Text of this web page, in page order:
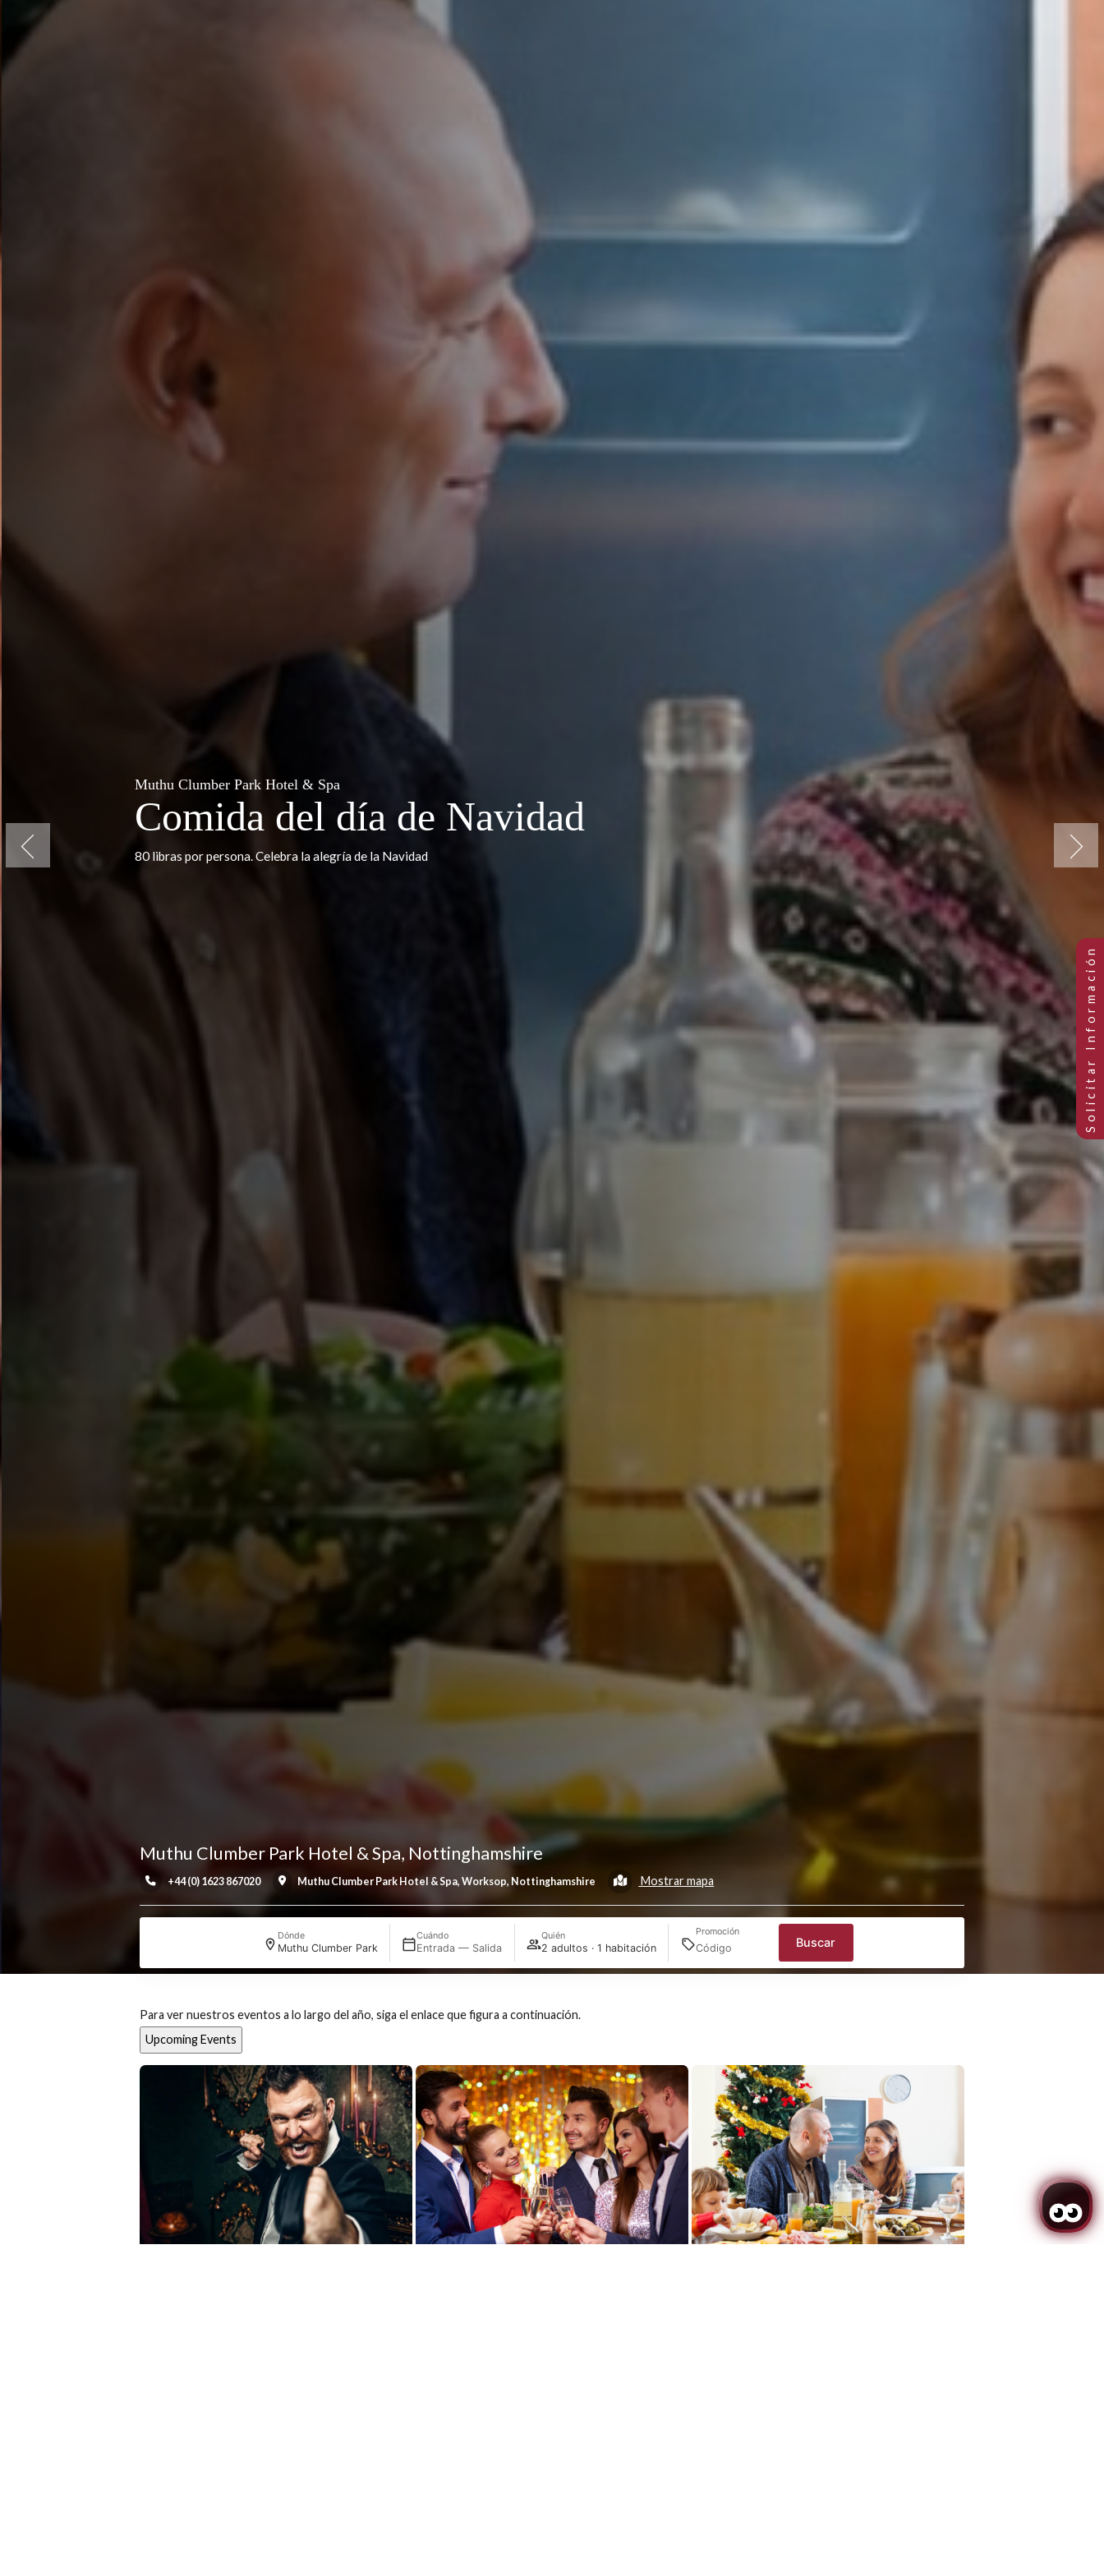
Comida del día de Navidad
Muthu Clumber Park Hotel & Spa, Nottinghamshire
+44 (0) 1623 867020 Muthu Clumber Park Hotel & Spa, Worksop, Nottinghamshire Mostrar mapa
Dónde
Muthu Clumber Park
Cuándo
Entrada — Salida
Quién
2 adultos · 1 habitación
Promoción
Buscar